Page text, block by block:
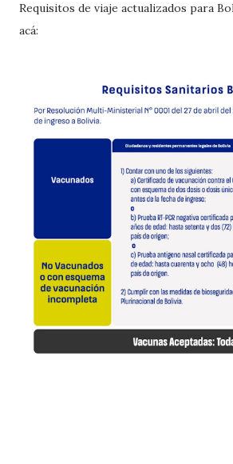
Requisitos de viaje actualizados para
acá: